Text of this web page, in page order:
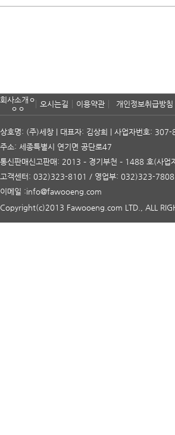
회사소개ㅇ
ㅇㅇ
오시는길 이용약관 개인정보취급방침
상호명: (주)세창 | 대표자: 김상희 | 사업자번호:
주소: 세종특별시 연기면 공단로47
통신판매신고판매: 2013 – 경기부천 – 1488 호(사업
고객센터: 032)323-8101 / 영업부: 032)323-
이메일 :info@fawooeng.com
Copyright(c)2013 Fawooeng.com LTD., ALL